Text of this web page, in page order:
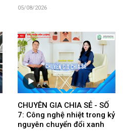
05/08/2026
CHUYÊN GIA CHIA SẺ - SỐ
7: Công nghệ nhiệt trong kỷ
nguyên chuyển đổi xanh